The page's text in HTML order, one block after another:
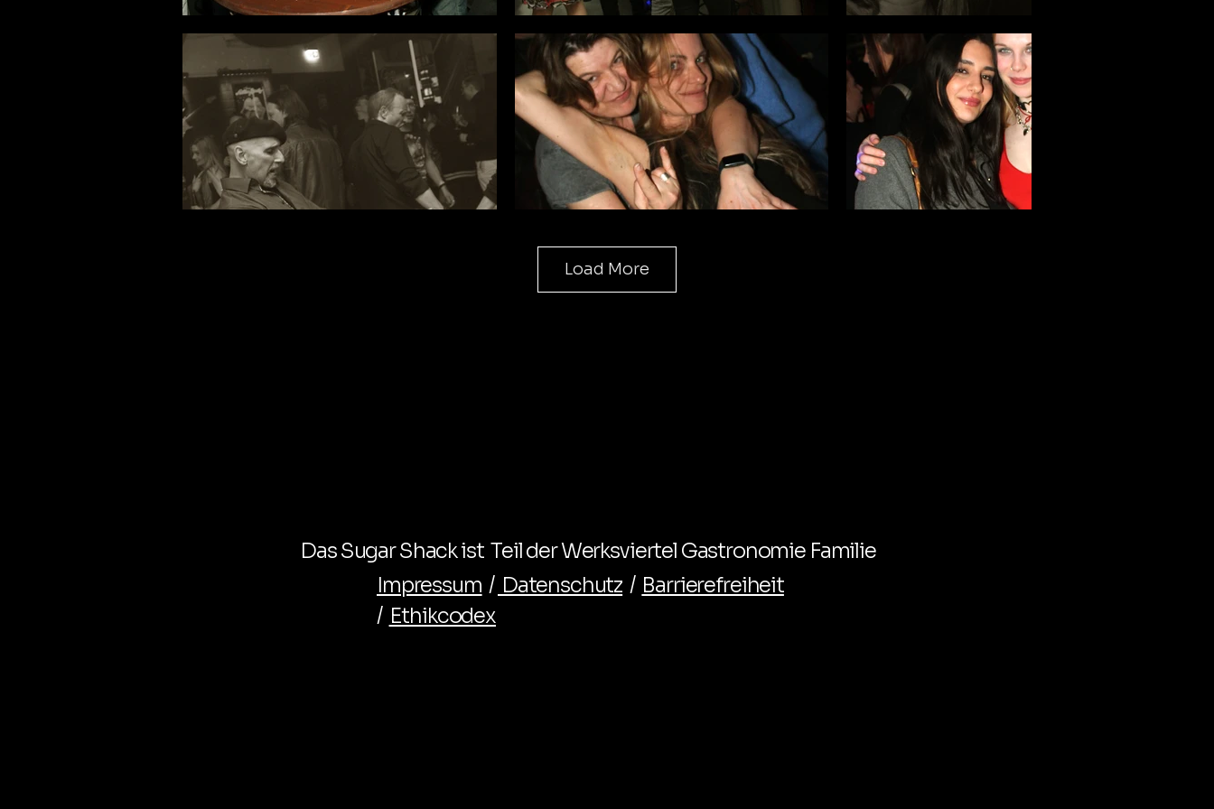
Load More
Das Sugar Shack ist Teil der Werksviertel Gastronomie Familie
Impressum / Datenschutz / Barrierefreiheit
/ Ethikcodex